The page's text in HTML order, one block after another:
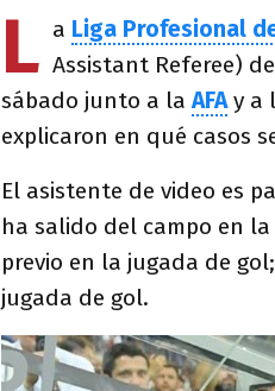
L a Liga Profesional
Assistant Referee)
sábado junto a laAFA y a
explicaron en qué casos
El asistente de video es
ha salido del campo en
previo en la jugada de
jugada de gol.